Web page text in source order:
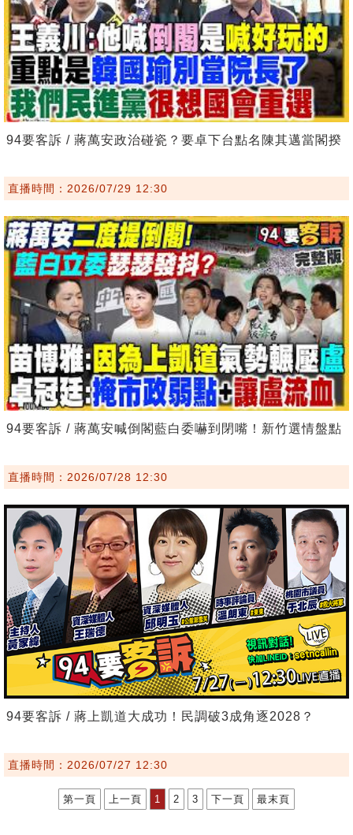
94要客訴 / 蔣萬安政治碰瓷？要卓下台點名陳其邁當閣揆
直播時間：2026/07/29 12:30
94要客訴 / 蔣萬安喊倒閣藍白委嚇到閉嘴！新竹選情盤點
直播時間：2026/07/28 12:30
94要客訴 / 蔣上凱道大成功！民調破3成角逐2028？
直播時間：2026/07/27 12:30
第一頁 上一頁 1 2 3 下一頁 最末頁